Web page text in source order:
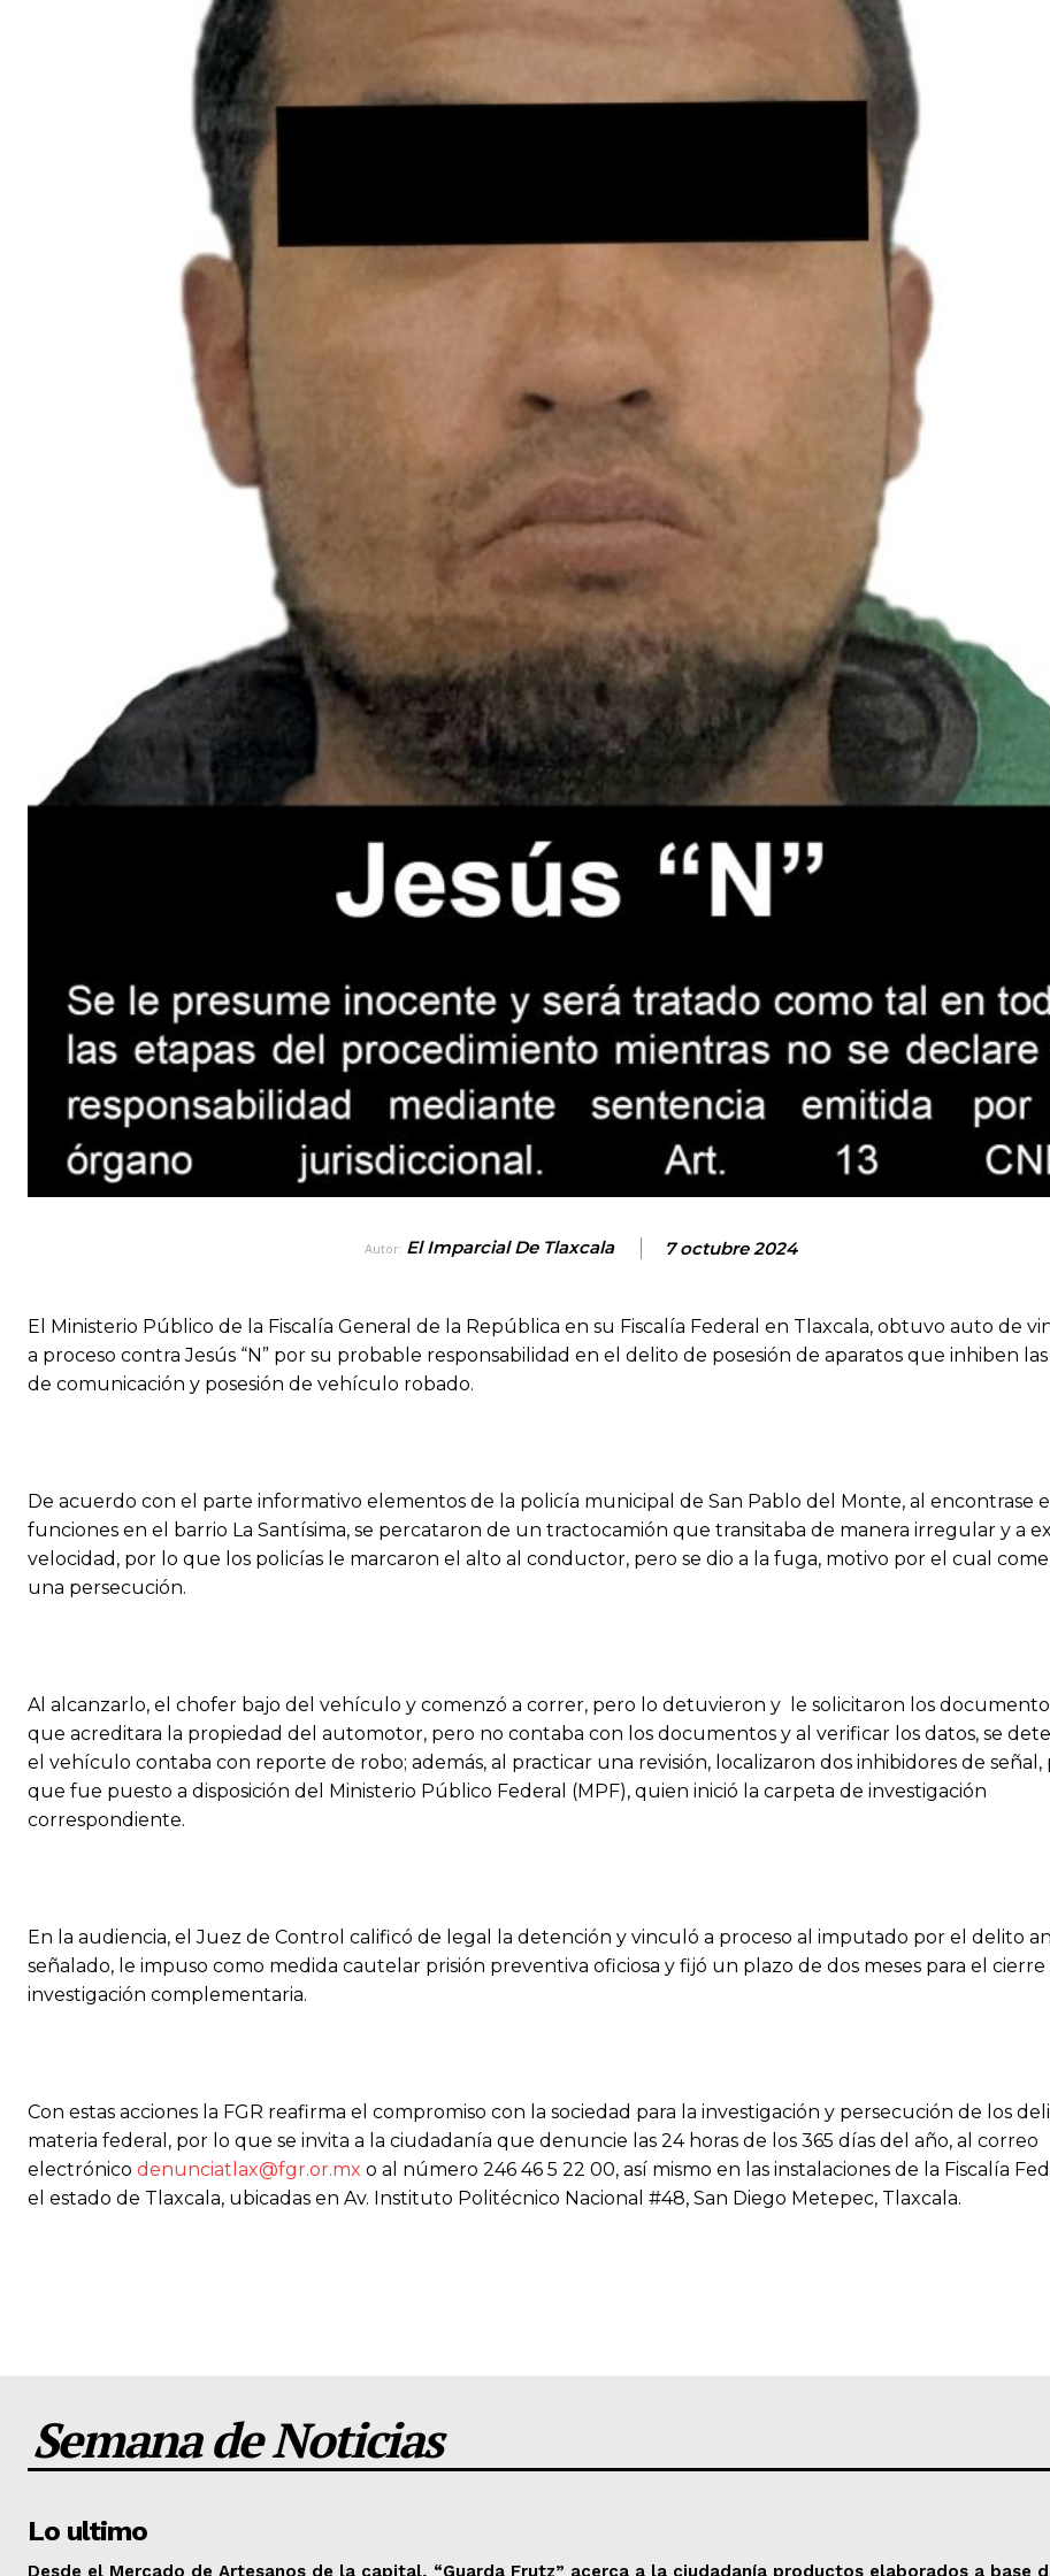
Autor: El Imparcial De Tlaxcala 7 octubre 2024
El Ministerio Público de la Fiscalía General de la República en su Fiscalía Federal en Tlaxcala, obtuvo auto de
a proceso contra Jesús “N” por su probable responsabilidad en el delito de posesión de aparatos que inhiben las
de comunicación y posesión de vehículo robado.
De acuerdo con el parte informativo elementos de la policía municipal de San Pablo del Monte, al encontrase
funciones en el barrio La Santísima, se percataron de un tractocamión que transitaba de manera irregular y a
velocidad, por lo que los policías le marcaron el alto al conductor, pero se dio a la fuga, motivo por el cual
una persecución.
Al alcanzarlo, el chofer bajo del vehículo y comenzó a correr, pero lo detuvieron y le solicitaron los
que acreditara la propiedad del automotor, pero no contaba con los documentos y al verificar los datos, se
el vehículo contaba con reporte de robo; además, al practicar una revisión, localizaron dos inhibidores de señal,
que fue puesto a disposición del Ministerio Público Federal (MPF), quien inició la carpeta de investigación
correspondiente.
En la audiencia, el Juez de Control calificó de legal la detención y vinculó a proceso al imputado por el delito
señalado, le impuso como medida cautelar prisión preventiva oficiosa y fijó un plazo de dos meses para el cierre
investigación complementaria.
Con estas acciones la FGR reafirma el compromiso con la sociedad para la investigación y persecución de los
materia federal, por lo que se invita a la ciudadanía que denuncie las 24 horas de los 365 días del año, al correo
electrónico denunciatlax@fgr.or.mx o al número 246 46 5 22 00, así mismo en las instalaciones de la Fiscalía
el estado de Tlaxcala, ubicadas en Av. Instituto Politécnico Nacional #48, San Diego Metepec, Tlaxcala.
Semana de Noticias
Lo ultimo
Desde el Mercado de Artesanos de la capital, “Guarda Frutz” acerca a la ciudadanía productos elaborados a base